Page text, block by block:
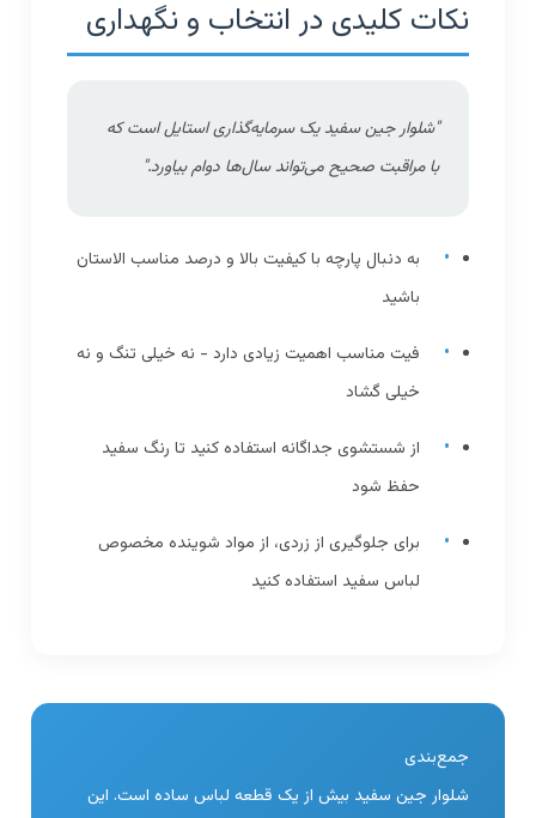
نکات کلیدی در انتخاب و نگهداری
"شلوار جین سفید یک سرمایه‌گذاری استایل است که
با مراقبت صحیح می‌تواند سال‌ها دوام بیاورد."
به دنبال پارچه با کیفیت بالا و درصد مناسب الاستان
باشید
فیت مناسب اهمیت زیادی دارد - نه خیلی تنگ و نه
خیلی گشاد
از شستشوی جداگانه استفاده کنید تا رنگ سفید
حفظ شود
برای جلوگیری از زردی، از مواد شوینده مخصوص
لباس سفید استفاده کنید
جمع‌بندی
شلوار جین سفید بیش از یک قطعه لباس ساده است. این